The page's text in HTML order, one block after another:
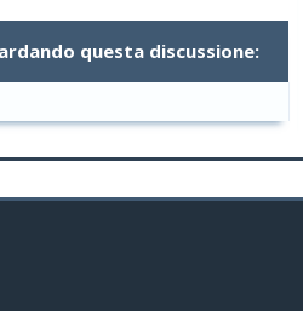
questa discussione: